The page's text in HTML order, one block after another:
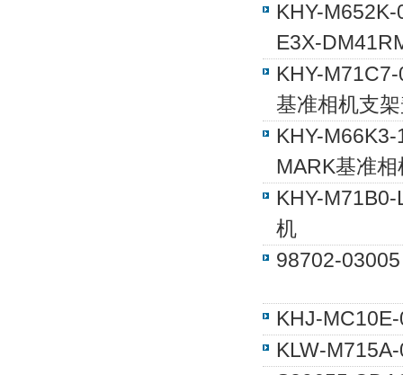
KHY-
E3X-
KHY-
基准相机支
KHY-
MARK基准相
KHY-
机
98702-
KHJ-
KLW-